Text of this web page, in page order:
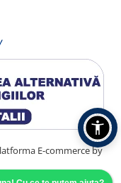
E-commerce by